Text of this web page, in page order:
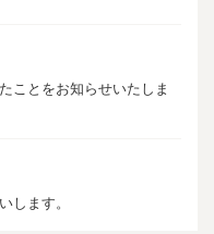
ことをお知らせいたしま
します。